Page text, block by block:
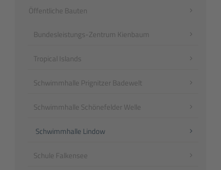
Öffentliche Bauten
Bundesleistungs-Zentrum Kienbaum
Tropical Islands
Schwimmhalle Prignitzer Badewelt
Schwimmhalle Schönefelder Welle
Schwimmhalle Lindow
Schule Falkensee